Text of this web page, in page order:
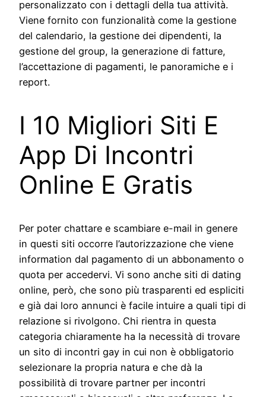
personalizzato con i dettagli della tua attività.
Viene fornito con funzionalità come la gestione
del calendario, la gestione dei dipendenti, la
gestione del group, la generazione di fatture,
l’accettazione di pagamenti, le panoramiche e i
report.
I 10 Migliori Siti E
App Di Incontri
Online E Gratis
Per poter chattare e scambiare e-mail in genere
in questi siti occorre l’autorizzazione che viene
information dal pagamento di un abbonamento o
quota per accedervi. Vi sono anche siti di dating
online, però, che sono più trasparenti ed espliciti
e già dai loro annunci è facile intuire a quali tipi di
relazione si rivolgono. Chi rientra in questa
categoria chiaramente ha la necessità di trovare
un sito di incontri gay in cui non è obbligatorio
selezionare la propria natura e che dà la
possibilità di trovare partner per incontri